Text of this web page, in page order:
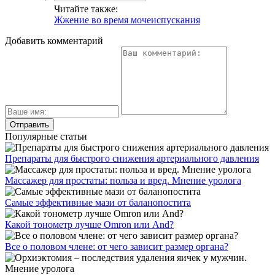
Читайте также:
Жжение во время мочеиспускания
Добавить комментарий
Популярные статьи
Препараты для быстрого снижения артериального давления
Массажер для простаты: польза и вред. Мнение уролога
Самые эффективные мази от баланопостита
Какой тонометр лучше Omron или And?
Все о половом члене: от чего зависит размер органа?